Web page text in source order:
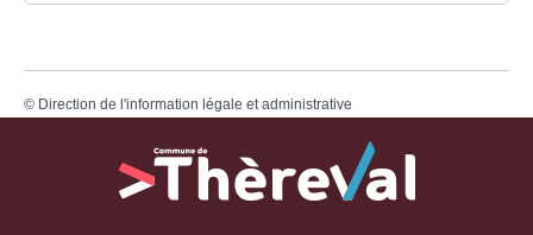
© Direction de l'information légale et administrative